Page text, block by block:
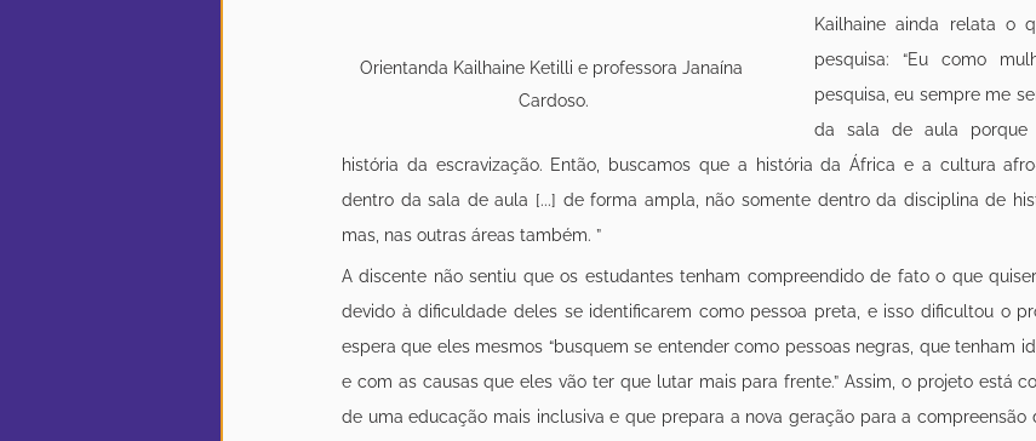
Orientanda Kailhaine Ketilli e professora Janaína
Cardoso.
Kailhaine ainda relata o
pesquisa: “Eu como
pesquisa, eu sempre me
da sala de aula porque
história da escravização. Então, buscamos que a história da África e a cultura
dentro da sala de aula [...] de forma ampla, não somente dentro da disciplina de
mas, nas outras áreas também. ”
A discente não sentiu que os estudantes tenham compreendido de fato o que
devido à dificuldade deles se identificarem como pessoa preta, e isso dificultou o
espera que eles mesmos “busquem se entender como pessoas negras, que tenham
e com as causas que eles vão ter que lutar mais para frente.” Assim, o projeto está
de uma educação mais inclusiva e que prepara a nova geração para a compreensão